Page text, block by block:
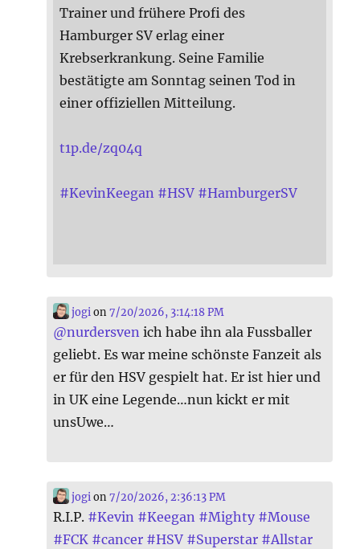
Trainer und frühere Profi des
Hamburger SV erlag einer
Krebserkrankung. Seine Familie
bestätigte am Sonntag seinen Tod in
einer offiziellen Mitteilung.
t1p.de/zq04q
#KevinKeegan #HSV #HamburgerSV
jogion7/20/2026, 3:14:18 PM
@nurdersven ich habe ihn ala Fussballer
geliebt. Es war meine schönste Fanzeit als
er für den HSV gespielt hat. Er ist hier und
in UK eine Legende…nun kickt er mit
unsUwe…
jogion7/20/2026, 2:36:13 PM
R.I.P. #Kevin #Keegan #Mighty #Mouse
#FCK #cancer #HSV #Superstar #Allstar